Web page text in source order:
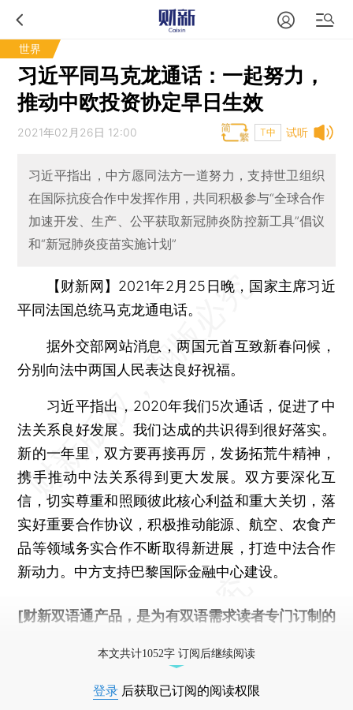
世界
习近平同马克龙通话：一起努力，
推动中欧投资协定早日生效
试听
2021年02月26日 12:00 T中
习近平指出，中方愿同法方一道努力，支持世卫组织
在国际抗疫合作中发挥作用，共同积极参与“全球合作
加速开发、生产、公平获取新冠肺炎防控新工具”倡议
和“新冠肺炎疫苗实施计划”
【财新网】 2021年2月25日晚，国家主席习近
平同法国总统马克龙通电话。
据外交部网站消息，两国元首互致新春问候，
分别向法中两国人民表达良好祝福。
习近平指出，2020年我们5次通话，促进了中
法关系良好发展。我们达成的共识得到很好落实。
新的一年里，双方要再接再厉，发扬拓荒牛精神，
携手推动中法关系得到更大发展。双方要深化互
信，切实尊重和照顾彼此核心利益和重大关切，落
实好重要合作协议，积极推动能源、航空、农食产
品等领域务实合作不断取得新进展，打造中法合作
新动力。中方支持巴黎国际金融中心建设。
[财新双语通产品，是为有双语需求读者专门订制的
本文共计1052字 订阅后继续阅读
登录 后获取已订阅的阅读权限